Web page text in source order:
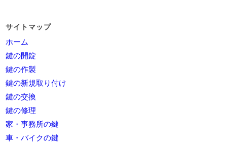
サイトマップ
ホーム
鍵の開錠
鍵の作製
鍵の新規取り付け
鍵の交換
鍵の修理
家・事務所の鍵
車・バイクの鍵